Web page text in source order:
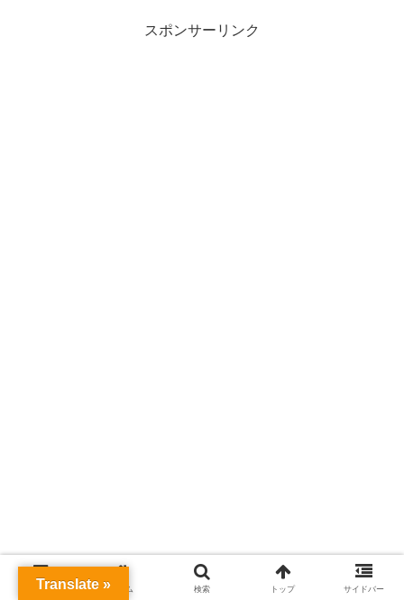
スポンサーリンク
メニュー ホーム 検索 トップ サイドバー
Translate »